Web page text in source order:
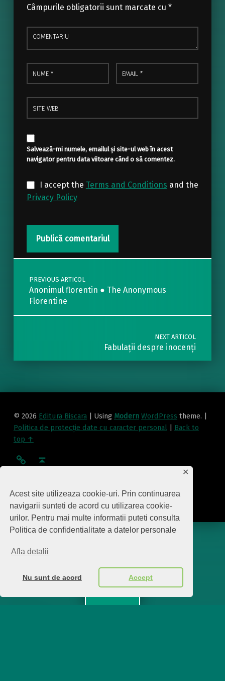
Acest site utilizeaza cookie-uri. Prin continuarea
navigarii sunteti de acord cu utilizarea cookie-
urilor. Pentru mai multe informatii puteti consulta
Politica de confidentialitate a datelor personale
Afla detalii
Nu sunt de acord Accept
✕
Câmpurile obligatorii sunt marcate cu *
Comentariu
Nume
* Email
*
Site web
Salvează-mi numele, emailul și site-ul web în acest
navigator pentru data viitoare când o să comentez.
I accept the Terms and Conditions and the
Privacy Policy
Post navigation
PREVIOUS ARTICOL
Anonimul florentin ● The Anonymous
Florentine
NEXT ARTICOL
Fabulații despre inocenți
© 2026 Editura Biscara Using Modern WordPress theme.
Politica de protecţie date cu caracter personal
Back to
top ↑
politica de confidentialitate